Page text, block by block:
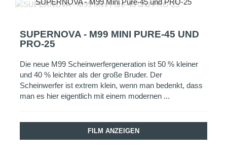
SUPERNOVA - M99 Mini Pure-45 und PRO-25
SUPERNOVA - M99 MINI PURE-45 UND
PRO-25
Die neue M99 Scheinwerfergeneration ist 50 % kleiner
und 40 % leichter als der große Bruder. Der
Scheinwerfer ist extrem klein, wenn man bedenkt, dass
man es hier eigentlich mit einem modernen ...
FILM ANZEIGEN